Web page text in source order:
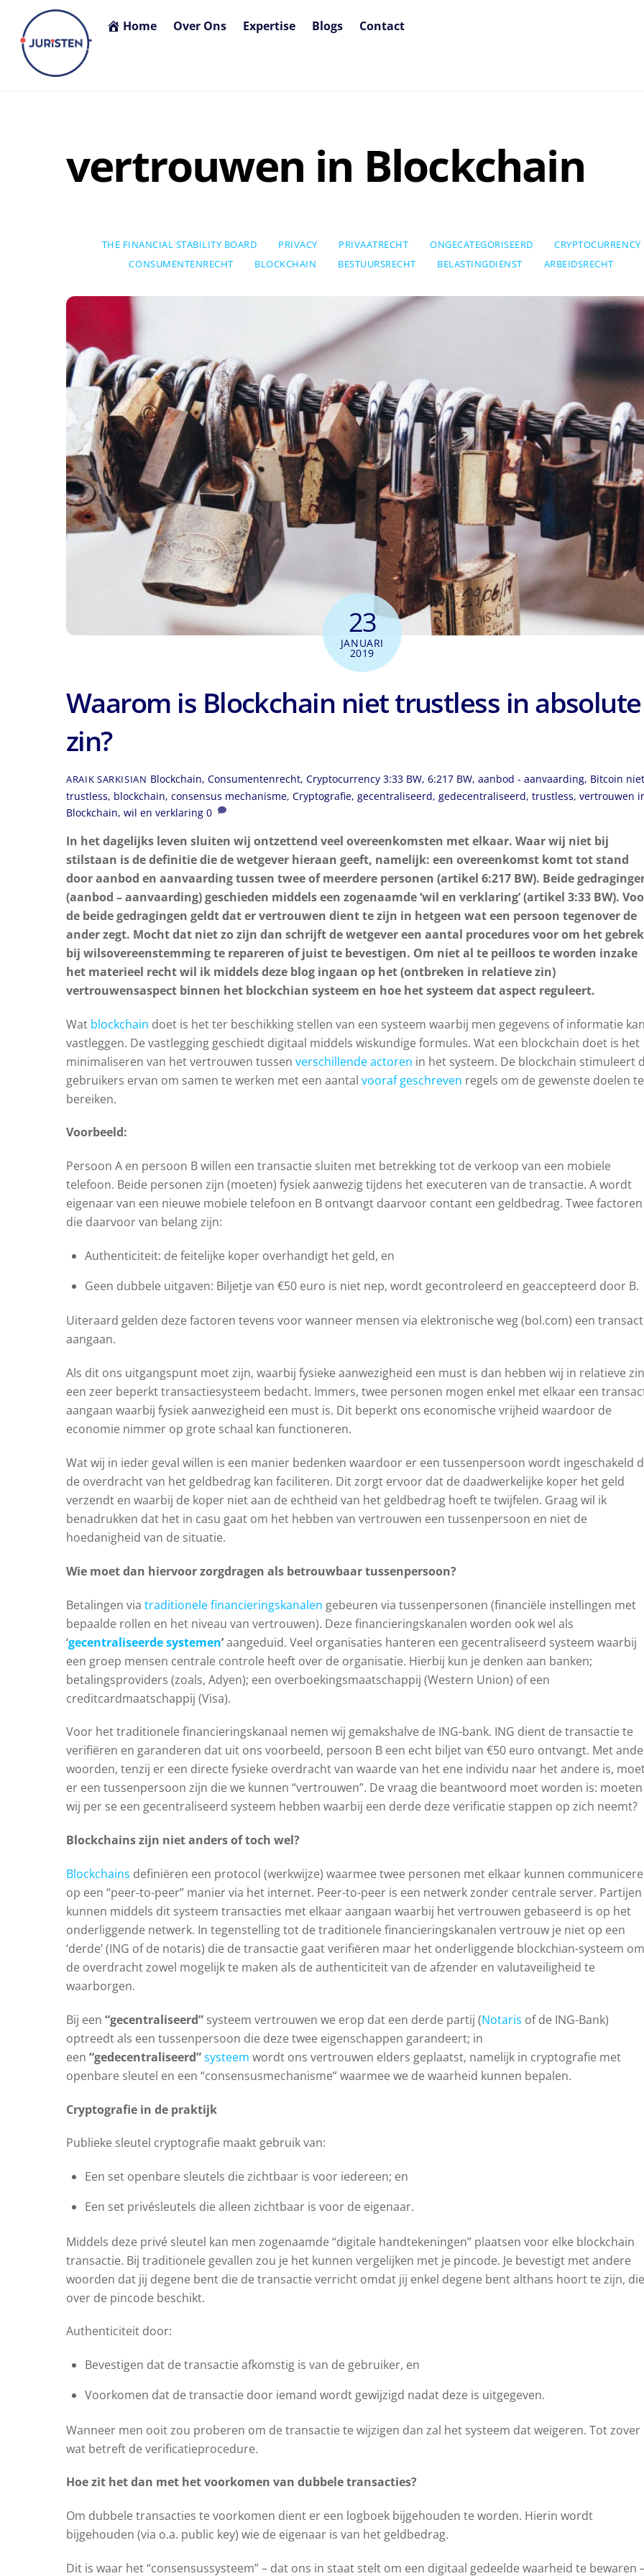
content
Home Over Ons Expertise Blogs Contact
vertrouwen in Blockchain
THE FINANCIAL STABILITY BOARD PRIVACY PRIVAATRECHT ONGECATEGORISEERD
CRYPTOCURRENCY
CONSUMENTENRECHT
BLOCKCHAIN BESTUURSRECHT BELASTINGDIENST ARBEIDSRECHT
23
JANUARI
2019
Waarom is Blockchain niet trustless in absolute
zin?
ARAIK SARKISIAN Blockchain, Consumentenrecht, Cryptocurrency 3:33 BW, 6:217 BW, aanbod - aanvaarding, Bitcoin niet
trustless, blockchain, consensus mechanisme, Cryptografie, gecentraliseerd, gedecentraliseerd, trustless, vertrouwen
Blockchain, wil en verklaring 0
In het dagelijks leven sluiten wij ontzettend veel overeenkomsten met elkaar. Waar wij niet bij
stilstaan is de definitie die de wetgever hieraan geeft, namelijk: een overeenkomst komt tot stand
door aanbod en aanvaarding tussen twee of meerdere personen (artikel 6:217 BW). Beide
(aanbod – aanvaarding) geschieden middels een zogenaamde ‘wil en verklaring’ (artikel 3:33 BW).
de beide gedragingen geldt dat er vertrouwen dient te zijn in hetgeen wat een persoon tegenover de
ander zegt. Mocht dat niet zo zijn dan schrijft de wetgever een aantal procedures voor om het gebrek
bij wilsovereenstemming te repareren of juist te bevestigen. Om niet al te peilloos te worden inzake
het materieel recht wil ik middels deze blog ingaan op het (ontbreken in relatieve zin)
vertrouwensaspect binnen het blockchian systeem en hoe het systeem dat aspect reguleert.
Wat blockchain doet is het ter beschikking stellen van een systeem waarbij men gegevens of informatie
vastleggen. De vastlegging geschiedt digitaal middels wiskundige formules. Wat een blockchain doet is het
minimaliseren van het vertrouwen tussen verschillende actoren in het systeem. De blockchain stimuleert
gebruikers ervan om samen te werken met een aantal vooraf geschreven regels om de gewenste doelen te
bereiken.
Voorbeeld:
Persoon A en persoon B willen een transactie sluiten met betrekking tot de verkoop van een mobiele
telefoon. Beide personen zijn (moeten) fysiek aanwezig tijdens het executeren van de transactie. A wordt
eigenaar van een nieuwe mobiele telefoon en B ontvangt daarvoor contant een geldbedrag. Twee factoren
die daarvoor van belang zijn:
Authenticiteit: de feitelijke koper overhandigt het geld, en
Geen dubbele uitgaven: Biljetje van €50 euro is niet nep, wordt gecontroleerd en geaccepteerd door B.
Uiteraard gelden deze factoren tevens voor wanneer mensen via elektronische weg (bol.com) een
aangaan.
Als dit ons uitgangspunt moet zijn, waarbij fysieke aanwezigheid een must is dan hebben wij in relatieve zin
een zeer beperkt transactiesysteem bedacht. Immers, twee personen mogen enkel met elkaar een
aangaan waarbij fysiek aanwezigheid een must is. Dit beperkt ons economische vrijheid waardoor de
economie nimmer op grote schaal kan functioneren.
Wat wij in ieder geval willen is een manier bedenken waardoor er een tussenpersoon wordt ingeschakeld
de overdracht van het geldbedrag kan faciliteren. Dit zorgt ervoor dat de daadwerkelijke koper het geld
verzendt en waarbij de koper niet aan de echtheid van het geldbedrag hoeft te twijfelen. Graag wil ik
benadrukken dat het in casu gaat om het hebben van vertrouwen een tussenpersoon en niet de
hoedanigheid van de situatie.
Wie moet dan hiervoor zorgdragen als betrouwbaar tussenpersoon?
Betalingen via traditionele financieringskanalen gebeuren via tussenpersonen (financiële instellingen met
bepaalde rollen en het niveau van vertrouwen). Deze financieringskanalen worden ook wel als
‘gecentraliseerde systemen’aangeduid. Veel organisaties hanteren een gecentraliseerd systeem waarbij
een groep mensen centrale controle heeft over de organisatie. Hierbij kun je denken aan banken;
betalingsproviders (zoals, Adyen); een overboekingsmaatschappij (Western Union) of een
creditcardmaatschappij (Visa).
Voor het traditionele financieringskanaal nemen wij gemakshalve de ING-bank. ING dient de transactie te
verifiëren en garanderen dat uit ons voorbeeld, persoon B een echt biljet van €50 euro ontvangt. Met
woorden, tenzij er een directe fysieke overdracht van waarde van het ene individu naar het andere is,
er een tussenpersoon zijn die we kunnen “vertrouwen”. De vraag die beantwoord moet worden is: moeten
wij per se een gecentraliseerd systeem hebben waarbij een derde deze verificatie stappen op zich neemt?
Blockchains zijn niet anders of toch wel?
Blockchains definiëren een protocol (werkwijze) waarmee twee personen met elkaar kunnen
op een “peer-to-peer” manier via het internet. Peer-to-peer is een netwerk zonder centrale server. Partijen
kunnen middels dit systeem transacties met elkaar aangaan waarbij het vertrouwen gebaseerd is op het
onderliggende netwerk. In tegenstelling tot de traditionele financieringskanalen vertrouw je niet op een
‘derde’ (ING of de notaris) die de transactie gaat verifiëren maar het onderliggende blockchian-systeem om
de overdracht zowel mogelijk te maken als de authenticiteit van de afzender en valutaveiligheid te
waarborgen.
Bij een “gecentraliseerd” systeem vertrouwen we erop dat een derde partij (Notaris of de ING-Bank)
optreedt als een tussenpersoon die deze twee eigenschappen garandeert; in
een “gedecentraliseerd”systeem wordt ons vertrouwen elders geplaatst, namelijk in cryptografie met
openbare sleutel en een “consensusmechanisme” waarmee we de waarheid kunnen bepalen.
Cryptografie in de praktijk
Publieke sleutel cryptografie maakt gebruik van:
Een set openbare sleutels die zichtbaar is voor iedereen; en
Een set privésleutels die alleen zichtbaar is voor de eigenaar.
Middels deze privé sleutel kan men zogenaamde “digitale handtekeningen” plaatsen voor elke blockchain
transactie. Bij traditionele gevallen zou je het kunnen vergelijken met je pincode. Je bevestigt met andere
woorden dat jij degene bent die de transactie verricht omdat jij enkel degene bent althans hoort te zijn, die
over de pincode beschikt.
Authenticiteit door:
Bevestigen dat de transactie afkomstig is van de gebruiker, en
Voorkomen dat de transactie door iemand wordt gewijzigd nadat deze is uitgegeven.
Wanneer men ooit zou proberen om de transactie te wijzigen dan zal het systeem dat weigeren. Tot zover
wat betreft de verificatieprocedure.
Hoe zit het dan met het voorkomen van dubbele transacties?
Om dubbele transacties te voorkomen dient er een logboek bijgehouden te worden. Hierin wordt
bijgehouden (via o.a. public key) wie de eigenaar is van het geldbedrag.
Dit is waar het “consensussysteem” – dat ons in staat stelt om een ​​digitaal gedeelde waarheid te bewaren